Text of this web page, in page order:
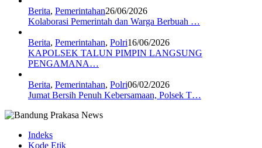
Berita, Pemerintahan26/06/2026
Kolaborasi Pemerintah dan Warga Berbuah …
Berita, Pemerintahan, Polri16/06/2026
KAPOLSEK TALUN PIMPIN LANGSUNG
PENGAMANA…
Berita, Pemerintahan, Polri06/02/2026
Jumat Bersih Penuh Kebersamaan, Polsek T…
Indeks
Kode Etik